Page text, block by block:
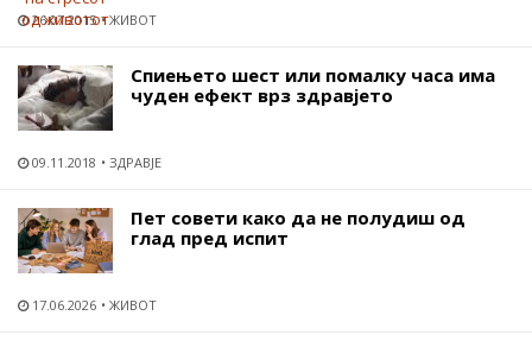
26.07.2015 ЖИВОТ
Спиењето шест или помалку часа има
чуден ефект врз здравјето
09.11.2018 ЗДРАВЈЕ
Пет совети како да не полудиш од
глад пред испит
17.06.2026 ЖИВОТ